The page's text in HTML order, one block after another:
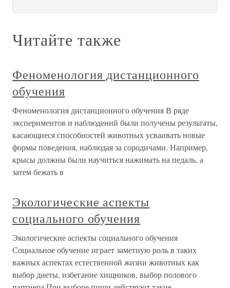
Читайте также
Феноменология дистанционного
обучения
Феноменология дистанционного обучения В ряде
экспериментов и наблюдений были получены результаты,
касающиеся способностей животных усваивать новые
формы поведения, наблюдая за сородичами. Например,
крысы должны были научиться нажимать на педаль, а
затем бежать в
Экологические аспекты
социального обучения
Экологические аспекты социального обучения
Социальное обучение играет заметную роль в таких
важных аспектах естественной жизни животных как
выбор диеты, избегание хищников, выбор полового